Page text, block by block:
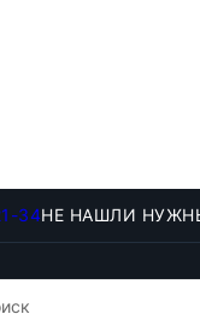
34НЕ НАШЛИ